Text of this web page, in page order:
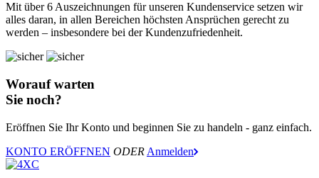
Mit über 6 Auszeichnungen für unseren Kundenservice setzen wir
alles daran, in allen Bereichen höchsten Ansprüchen gerecht zu
werden – insbesondere bei der Kundenzufriedenheit.
Worauf warten
Sie noch?
Eröffnen Sie Ihr Konto und beginnen Sie zu handeln - ganz einfach.
KONTO ERÖFFNEN ODER Anmelden